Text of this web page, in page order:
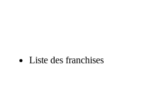
Liste des franchises